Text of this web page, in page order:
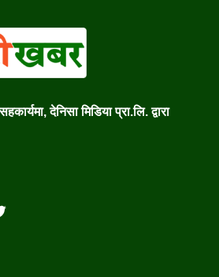
देनिसा मिडिया प्रा.लि. द्वारा